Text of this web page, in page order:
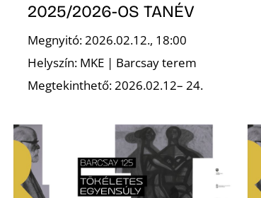
2025/2026-OS TANÉV
Megnyitó: 2026.02.12., 18:00
Helyszín: MKE | Barcsay terem
Megtekinthető: 2026.02.12– 24.